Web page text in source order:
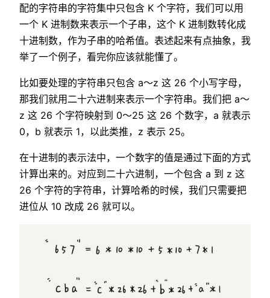
配的字符串的字符集中只包含 K 个字符，我们可以用
一个 K 进制数来表示一个子串，这个 K 进制数转化成
十进制数，作为子串的哈希值。表述起来有点抽象，我
举了一个例子，看完你应该就能懂了。
比如要处理的字符串只包含 a～z 这 26 个小写字母，
那我们就用二十六进制来表示一个字符串。我们把 a～
z 这 26 个字符映射到 0～25 这 26 个数字，a 就表示
0，b 就表示 1，以此类推，z 表示 25。
在十进制的表示法中，一个数字的值是通过下面的方式
计算出来的。对应到二十六进制，一个包含 a 到 z 这
26 个字符的字符串，计算哈希的时候，我们只需要把
进位从 10 改成 26 就可以。